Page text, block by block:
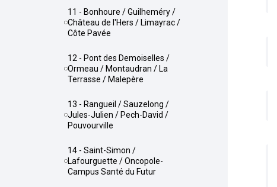
11 - Bonhoure / Guilheméry /
Château de l'Hers / Limayrac /
Côte Pavée
12 - Pont des Demoiselles /
Ormeau / Montaudran / La
Terrasse / Malepère
13 - Rangueil / Sauzelong /
Jules-Julien / Pech-David /
Pouvourville
14 - Saint-Simon /
Lafourguette / Oncopole-
Campus Santé du Futur